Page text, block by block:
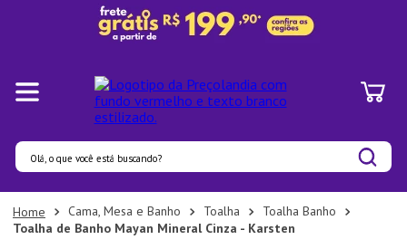
Olá, o que você está buscando?
Cama, Mesa e Banho Toalha
Toalha Banho
Toalha de Banho Mayan Mineral Cinza - Karsten
Termos mais buscados
1º
Pratos